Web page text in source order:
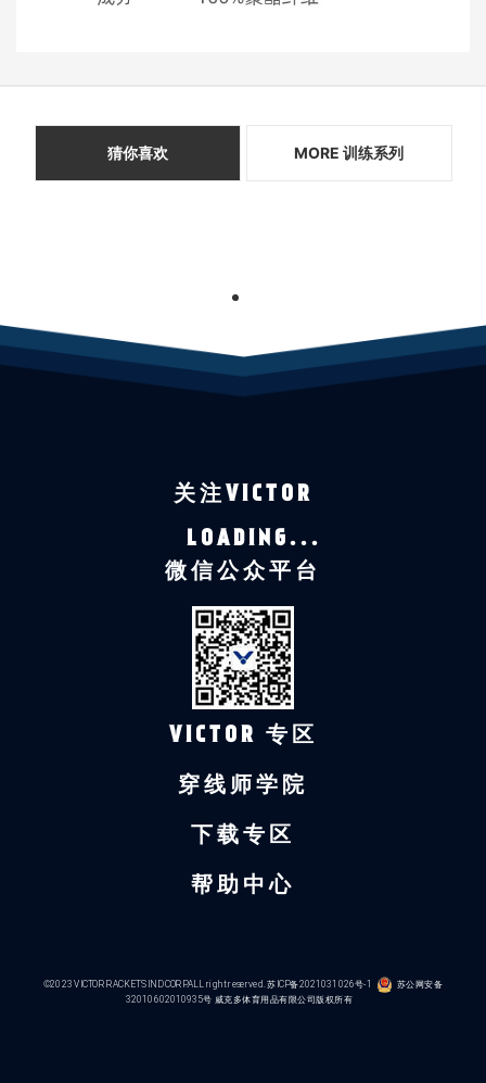
猜你喜欢 MORE 训练系列
1
关注VICTOR
LOADING...
微信公众平台
VICTOR 专区
穿线师学院
下载专区
帮助中心
©2023 VICTOR RACKETS IND CORP.ALL right reserved.苏ICP备2021031026号-1 苏公网安备
32010602010935号 威克多体育用品有限公司版权所有